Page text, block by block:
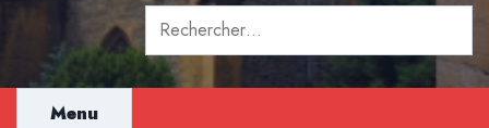
Rechercher :
Menu